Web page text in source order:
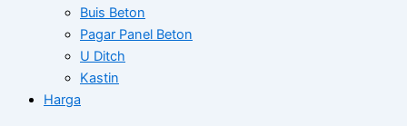
Buis Beton
Pagar Panel Beton
U Ditch
Kastin
Harga